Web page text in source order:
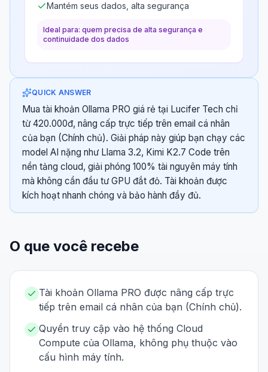
Mantém seus dados, alta segurança
Ideal para: quem precisa de alta segurança e
continuidade dos dados
QUICK ANSWER
Mua tài khoản Ollama PRO giá rẻ tại Lucifer Tech chỉ
từ 420.000đ, nâng cấp trực tiếp trên email cá nhân
của bạn (Chính chủ). Giải pháp này giúp bạn chạy các
model AI nặng như Llama 3.2, Kimi K2.7 Code trên
nền tảng cloud, giải phóng 100% tài nguyên máy tính
mà không cần đầu tư GPU đắt đỏ. Tài khoản được
kích hoạt nhanh chóng và bảo hành đầy đủ.
O que você recebe
Tài khoản Ollama PRO được nâng cấp trực
tiếp trên email cá nhân của bạn (Chính chủ).
Quyền truy cập vào hệ thống Cloud
Compute của Ollama, không phụ thuộc vào
cấu hình máy tính.